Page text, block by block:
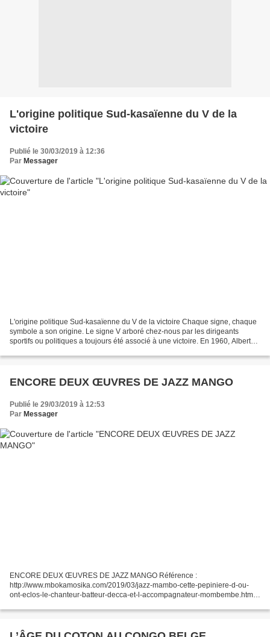
L'origine politique Sud-kasaïenne du V de la
victoire
Publié le 30/03/2019 à 12:36
Par Messager
L'origine politique Sud-kasaïenne du V de la victoire Chaque signe, chaque
symbole a son origine. Le signe V arboré chez-nous par les dirigeants
sportifs ou politiques a toujours été associé à une victoire. En 1960, Albert
ENCORE DEUX ŒUVRES DE JAZZ MANGO
Publié le 29/03/2019 à 12:53
Par Messager
ENCORE DEUX ŒUVRES DE JAZZ MANGO Référence :
http://www.mbokamosika.com/2019/03/jazz-mambo-cette-pepiniere-d-ou-
ont-eclos-le-chanteur-batteur-decca-et-l-accompagnateur-mombembe.html Il